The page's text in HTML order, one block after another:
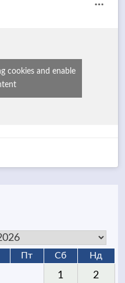
cookies and enable
Пт Сб Нд
1 2